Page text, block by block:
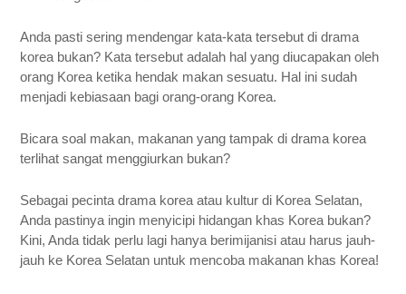
Anda pasti sering mendengar kata-kata tersebut di drama
korea bukan? Kata tersebut adalah hal yang diucapakan oleh
orang Korea ketika hendak makan sesuatu. Hal ini sudah
menjadi kebiasaan bagi orang-orang Korea.
Bicara soal makan, makanan yang tampak di drama korea
terlihat sangat menggiurkan bukan?
Sebagai pecinta drama korea atau kultur di Korea Selatan,
Anda pastinya ingin menyicipi hidangan khas Korea bukan?
Kini, Anda tidak perlu lagi hanya berimijanisi atau harus jauh-
jauh ke Korea Selatan untuk mencoba makanan khas Korea!